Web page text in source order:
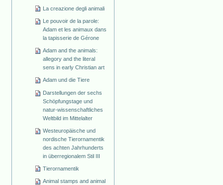
La creazione degli animali
Le pouvoir de la parole:
Adam et les animaux dans
la tapisserie de Gérone
Adam and the animals:
allegory and the literal
sens in early Christian art
Adam und die Tiere
Darstellungen der sechs
Schöpfungstage und
natur-wissenschaftliches
Weltbild im Mittelalter
Westeuropäische und
nordische Tierornamentik
des achten Jahrhunderts
in überregionalem Stil III
Tierornamentik
Animal stamps and animal